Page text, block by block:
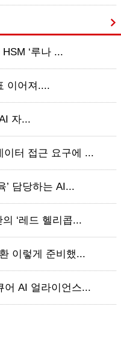
‘루나 ...
이어져....
자...
이터 접근 요구에 ...
’ 담당하는 AI...
‘레드 헬리콥...
이렇게 준비했...
어 AI 얼라이언스...